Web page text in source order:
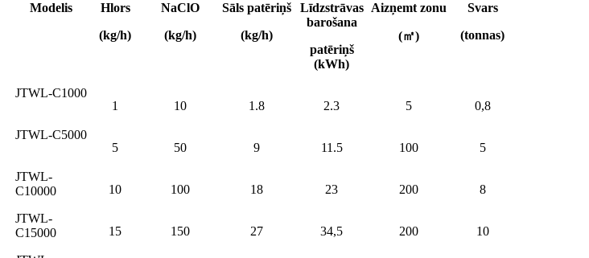
Modelis
Hlors
(kg/h)
NaClO
(kg/h)
Sāls patēriņš
(kg/h)
Līdzstrāvas
barošana
patēriņš
(kWh)
Aizņemt zonu
(㎡)
Svars
(tonnas)
JTWL-C1000
1
10 1.8 2.3 5 0,8
JTWL-C5000
5
50 9 11.5 100 5
JTWL-
C10000
10 100 18 23 200 8
JTWL-
C15000
15 150 27 34,5 200 10